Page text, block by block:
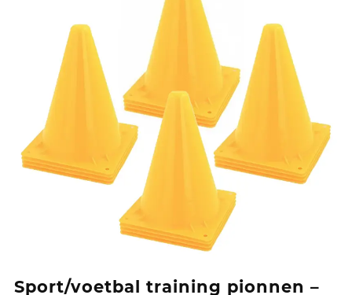
Sport/voetbal training pionnen –